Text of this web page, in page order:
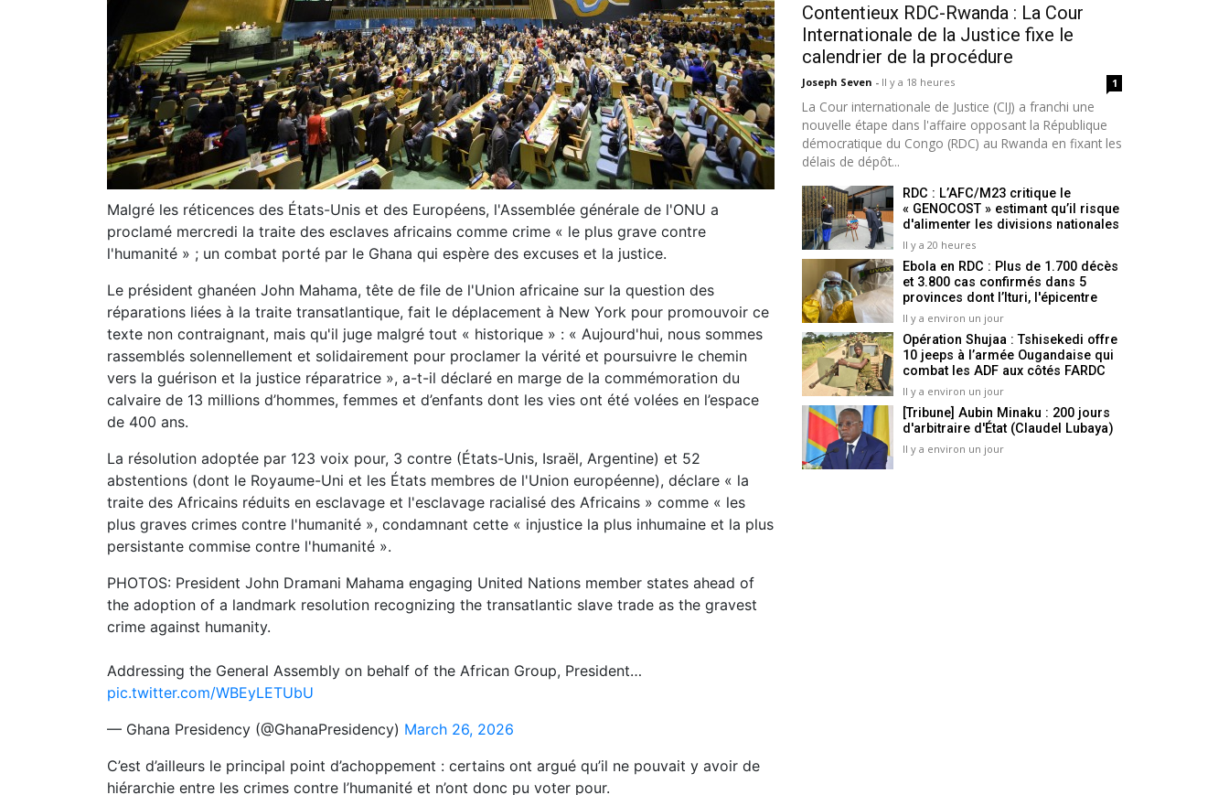
Malgré les réticences des États-Unis et des Européens, l'Assemblée générale de l'ONU a
proclamé mercredi la traite des esclaves africains comme crime « le plus grave contre
l'humanité » ; un combat porté par le Ghana qui espère des excuses et la justice.
Le président ghanéen John Mahama, tête de file de l'Union africaine sur la question des
réparations liées à la traite transatlantique, fait le déplacement à New York pour promouvoir ce
texte non contraignant, mais qu'il juge malgré tout « historique » : « Aujourd'hui, nous sommes
rassemblés solennellement et solidairement pour proclamer la vérité et poursuivre le chemin
vers la guérison et la justice réparatrice », a-t-il déclaré en marge de la commémoration du
calvaire de 13 millions d’hommes, femmes et d’enfants dont les vies ont été volées en l’espace
de 400 ans.
La résolution adoptée par 123 voix pour, 3 contre (États-Unis, Israël, Argentine) et 52
abstentions (dont le Royaume-Uni et les États membres de l'Union européenne), déclare « la
traite des Africains réduits en esclavage et l'esclavage racialisé des Africains » comme « les
plus graves crimes contre l'humanité », condamnant cette « injustice la plus inhumaine et la plus
persistante commise contre l'humanité ».
PHOTOS: President John Dramani Mahama engaging United Nations member states ahead of
the adoption of a landmark resolution recognizing the transatlantic slave trade as the gravest
crime against humanity.
Addressing the General Assembly on behalf of the African Group, President…
pic.twitter.com/WBEyLETUbU
— Ghana Presidency (@GhanaPresidency) March 26, 2026
C’est d’ailleurs le principal point d’achoppement : certains ont argué qu’il ne pouvait y avoir de
hiérarchie entre les crimes contre l’humanité et n’ont donc pu voter pour.
Contentieux RDC-Rwanda : La Cour
Internationale de la Justice fixe le
calendrier de la procédure
Joseph Seven - Il y a 18 heures 1
La Cour internationale de Justice (CIJ) a franchi une
nouvelle étape dans l'affaire opposant la République
démocratique du Congo (RDC) au Rwanda en fixant les
délais de dépôt...
RDC : L’AFC/M23 critique le
« GENOCOST » estimant qu’il risque
d'alimenter les divisions nationales
Il y a 20 heures
Ebola en RDC : Plus de 1.700 décès
et 3.800 cas confirmés dans 5
provinces dont l’Ituri, l'épicentre
Il y a environ un jour
Opération Shujaa : Tshisekedi offre
10 jeeps à l’armée Ougandaise qui
combat les ADF aux côtés FARDC
Il y a environ un jour
[Tribune] Aubin Minaku : 200 jours
d'arbitraire d'État (Claudel Lubaya)
Il y a environ un jour